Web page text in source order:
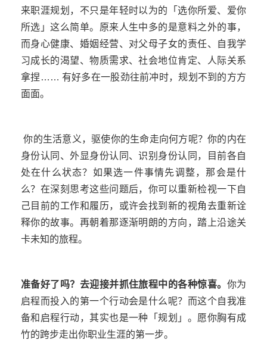
来职涯规划，不只是年轻时以为的「选你所爱、爱你
所选」这么简单。原来人生中多的是意料之外的事，
而身心健康、婚姻经营、对父母子女的责任、自我学
习成长的渴望、物质需求、社会地位肯定、人际关系
拿捏…… 有好多在一股劲往前冲时，规划不到的方方
面面。
你的生活意义，驱使你的生命走向何方呢？你的内在
身份认同、外显身份认同、识别身份认同，目前各自
处在什么状态？如果选一件事情先调整，那会是什
么？在深刻思考这些问题后，你可以重新检视一下自
己目前的工作和履历，或许会找到新的视角去重新诠
释你的故事。再朝着那逐渐明朗的方向，踏上沿途关
卡未知的旅程。
准备好了吗？去迎接并抓住旅程中的各种惊喜。 你为
启程而投入的第一个行动会是什么呢？而这个自我准
备和启程行动，其实也是一种「规划」。愿你胸有成
竹的跨步走出你职业生涯的第一步。